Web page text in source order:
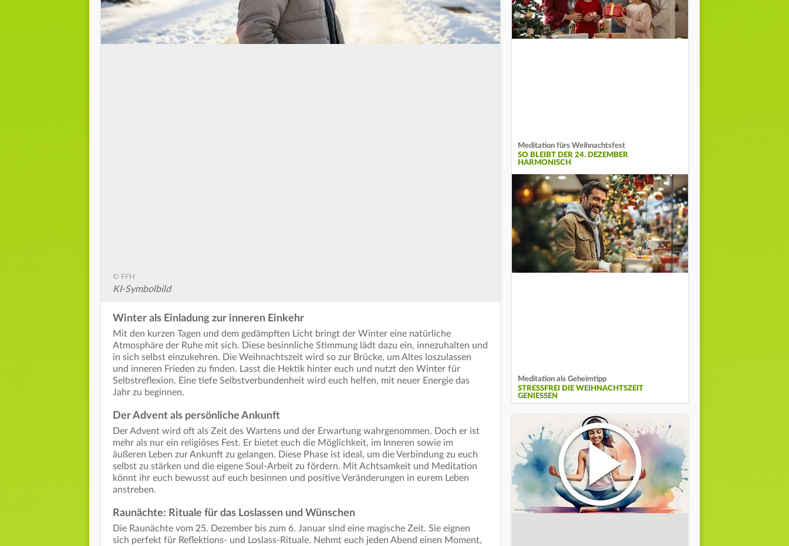
© FFH
KI-Symbolbild
Winter als Einladung zur inneren Einkehr
Mit den kurzen Tagen und dem gedämpften Licht bringt der Winter eine natürliche
Atmosphäre der Ruhe mit sich. Diese besinnliche Stimmung lädt dazu ein, innezuhalten und
in sich selbst einzukehren. Die Weihnachtszeit wird so zur Brücke, um Altes loszulassen
und inneren Frieden zu finden. Lasst die Hektik hinter euch und nutzt den Winter für
Selbstreflexion. Eine tiefe Selbstverbundenheit wird euch helfen, mit neuer Energie das
Jahr zu beginnen.
Der Advent als persönliche Ankunft
Der Advent wird oft als Zeit des Wartens und der Erwartung wahrgenommen. Doch er ist
mehr als nur ein religiöses Fest. Er bietet euch die Möglichkeit, im Inneren sowie im
äußeren Leben zur Ankunft zu gelangen. Diese Phase ist ideal, um die Verbindung zu euch
selbst zu stärken und die eigene Soul-Arbeit zu fördern. Mit Achtsamkeit und Meditation
könnt ihr euch bewusst auf euch besinnen und positive Veränderungen in eurem Leben
anstreben.
Raunächte: Rituale für das Loslassen und Wünschen
Die Raunächte vom 25. Dezember bis zum 6. Januar sind eine magische Zeit. Sie eignen
sich perfekt für Reflektions- und Loslass-Rituale. Nehmt euch jeden Abend einen Moment,
Meditation fürs Weihnachtsfest
SO BLEIBT DER 24. DEZEMBER
HARMONISCH
Meditation als Geheimtipp
STRESSFREI DIE WEIHNACHTSZEIT
GENIESSEN